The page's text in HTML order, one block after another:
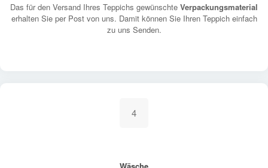
Das für den Versand Ihres Teppichs gewünschte Verpackungsmaterial
erhalten Sie per Post von uns. Damit können Sie Ihren Teppich einfach
zu uns Senden.
4
Wäsche